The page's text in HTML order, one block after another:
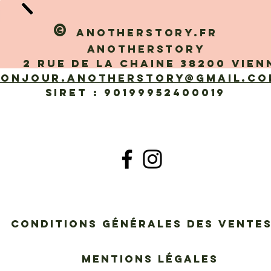
©
Anotherstory.fr
Anotherstory
rue de la Chaine 38200
SIRET : 90199952400019
Conditions générales des
Mentions légales